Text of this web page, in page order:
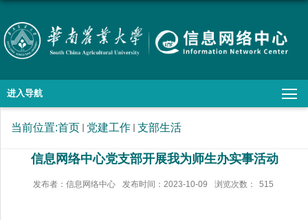
进入导航
当前位置:首页 党建工作 支部生活
信息网络中心党支部开展我为师生办实事活动
发布者：信息网络中心 发布时间：2023-10-09 浏览次数： 515